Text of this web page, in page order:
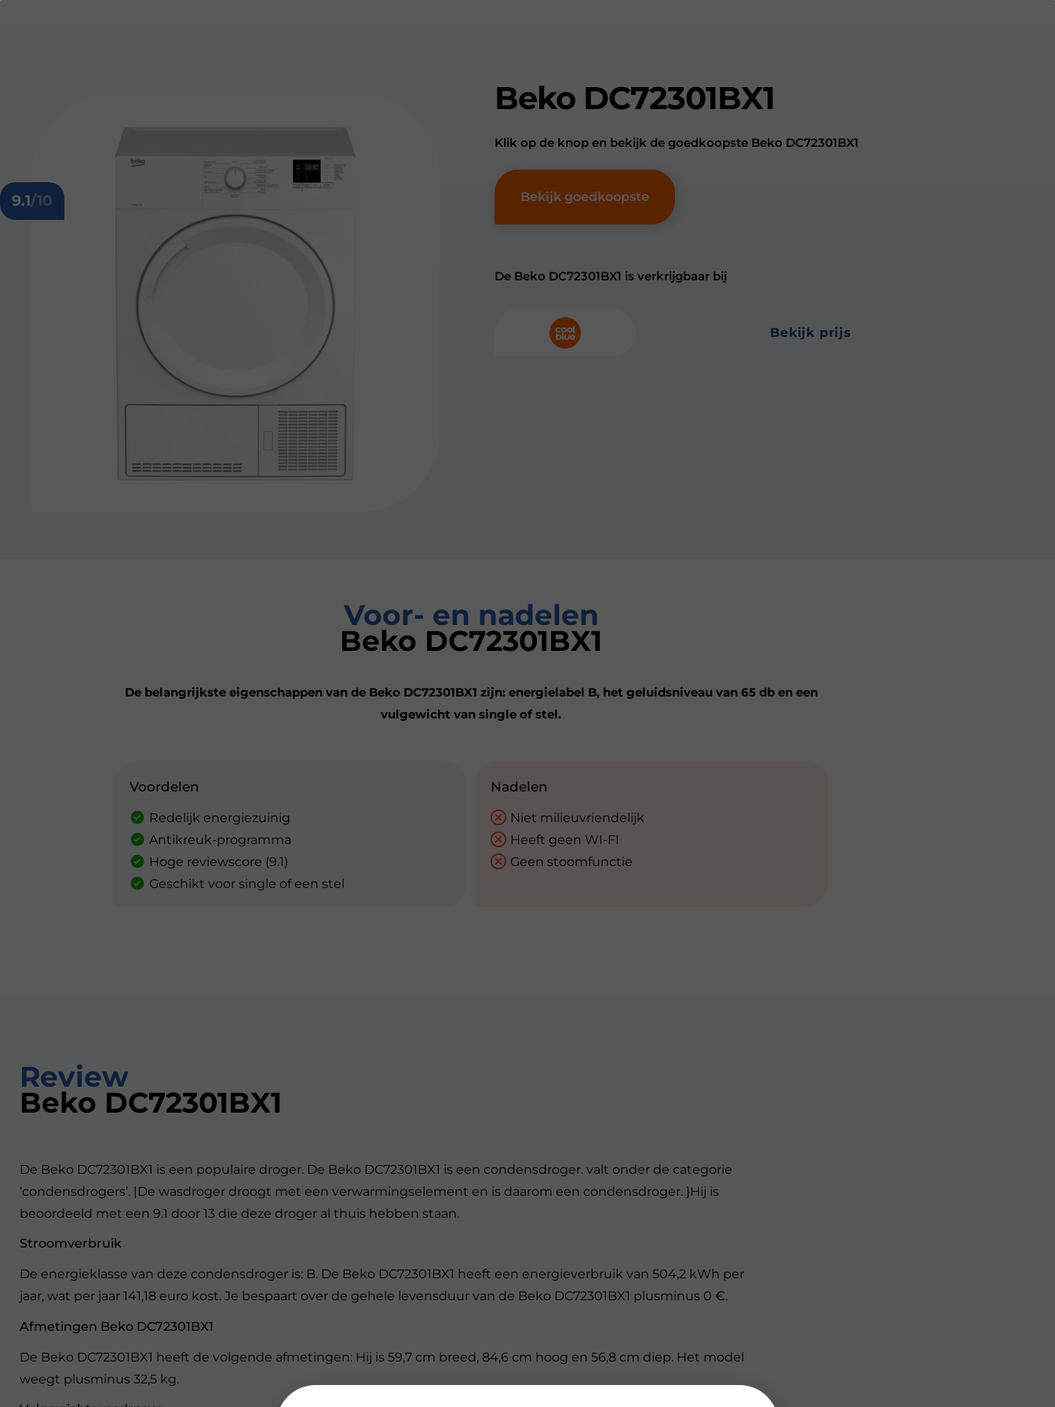
9.1/10
Beko DC72301BX1
Klik op de knop en bekijk de goedkoopste Beko DC72301BX1
Bekijk goedkoopste
De Beko DC72301BX1 is verkrijgbaar bij
bekijk prijs
Voor- en nadelen
Beko DC72301BX1
De belangrijkste eigenschappen van de Beko DC72301BX1 zijn: energielabel B, het geluidsniveau van 65 db en een
vulgewicht van single of stel.
Voordelen
Redelijk energiezuinig
Antikreuk-programma
Hoge reviewscore (9.1)
Geschikt voor single of een stel
Nadelen
Niet milieuvriendelijk
Heeft geen WI-FI
Geen stoomfunctie
Review
Beko DC72301BX1
De Beko DC72301BX1 is een populaire droger. De Beko DC72301BX1 is een condensdroger. valt onder de categorie
‘condensdrogers’. |De wasdroger droogt met een verwarmingselement en is daarom een condensdroger. }Hij is
beoordeeld met een 9.1 door 13 die deze droger al thuis hebben staan.
Stroomverbruik
De energieklasse van deze condensdroger is: B. De Beko DC72301BX1 heeft een energieverbruik van 504,2 kWh per
jaar, wat per jaar 141,18 euro kost. Je bespaart over de gehele levensduur van de Beko DC72301BX1 plusminus 0 €.
Afmetingen Beko DC72301BX1
De Beko DC72301BX1 heeft de volgende afmetingen: Hij is 59,7 cm breed, 84,6 cm hoog en 56,8 cm diep. Het model
weegt plusminus 32,5 kg.